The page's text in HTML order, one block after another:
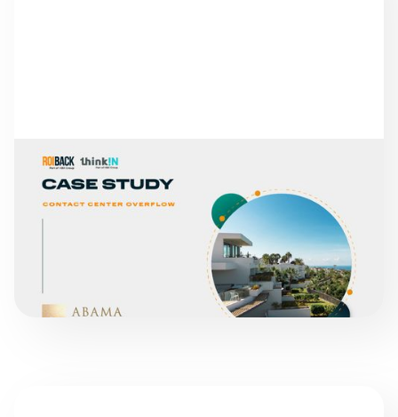
VAKA ÇALIŞMALARI
ABAMA OTELLERI
DEVAMINI OKU